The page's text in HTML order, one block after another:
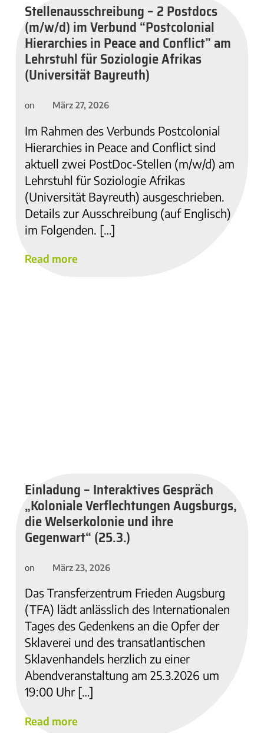
Stellenausschreibung – 2 Postdocs
(m/w/d) im Verbund “Postcolonial
Hierarchies in Peace and Conflict” am
Lehrstuhl für Soziologie Afrikas
(Universität Bayreuth)
on März 27, 2026
Im Rahmen des Verbunds Postcolonial
Hierarchies in Peace and Conflict sind
aktuell zwei PostDoc-Stellen (m/w/d) am
Lehrstuhl für Soziologie Afrikas
(Universität Bayreuth) ausgeschrieben.
Details zur Ausschreibung (auf Englisch)
im Folgenden. […]
Read more
Einladung – Interaktives Gespräch
„Koloniale Verflechtungen Augsburgs,
die Welserkolonie und ihre
Gegenwart“ (25.3.)
on März 23, 2026
Das Transferzentrum Frieden Augsburg
(TFA) lädt anlässlich des Internationalen
Tages des Gedenkens an die Opfer der
Sklaverei und des transatlantischen
Sklavenhandels herzlich zu einer
Abendveranstaltung am 25.3.2026 um
19:00 Uhr […]
Read more